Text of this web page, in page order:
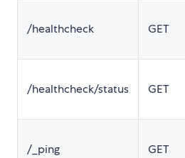
/healthcheck GET
/healthcheck/status GET
/_ping GET